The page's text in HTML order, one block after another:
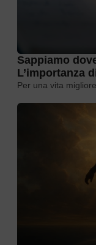
Sappiamo
L’importanza
Per una vita migliore